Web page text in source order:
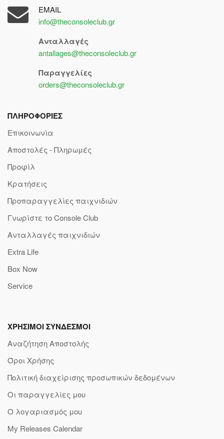
EMAIL
info@theconsoleclub.gr
Ανταλλαγές
antallages@theconsoleclub.gr
Παραγγελίες
orders@theconsoleclub.gr
ΠΛΗΡΟΦΟΡΙΕΣ
Επικοινωνία
Αποστολές - Πληρωμές
Προφίλ
Κρατήσεις
Προπαραγγελίες παιχνιδιών
Γνωρίστε το Console Club
Ανταλλαγές παιχνιδιών
Extra Life
Box Now
Service
ΧΡΗΣΙΜΟΙ ΣΥΝΔΕΣΜΟΙ
Αναζήτηση Αποστολής
Όροι Χρήσης
Πολιτική διαχείρισης προσωπικών δεδομένων
Οι παραγγελίες μου
Ο λογαριασμός μου
My Releases Calendar